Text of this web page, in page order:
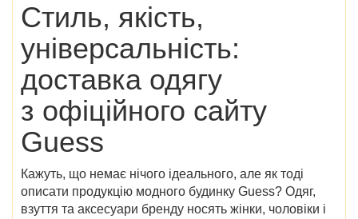
Стиль, якість,
універсальність:
доставка одягу
з офіційного сайту
Guess
Кажуть, що немає нічого ідеального, але як тоді
описати продукцію модного будинку Guess? Одяг,
взуття та аксесуари бренду носять жінки, чоловіки і